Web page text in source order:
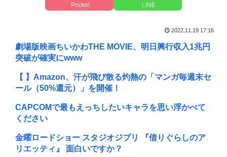
Pocket LINE
2022.11.19 17:16
劇場版映画ちいかわTHE MOVIE、明日興行収入1兆円
突破が確実にwww
【 】Amazon、汗が飛び散る灼熱の「マンガ毎週末セ
ール（50%還元）」を開催！
CAPCOMで最もえっちしたいキャラを思い浮かべて
ください
金曜ロードショー スタジオジブリ 『借りぐらしのア
リエッティ』 面白いですか？